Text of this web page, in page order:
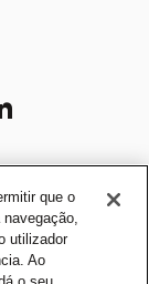
que o
utilizador
Ao